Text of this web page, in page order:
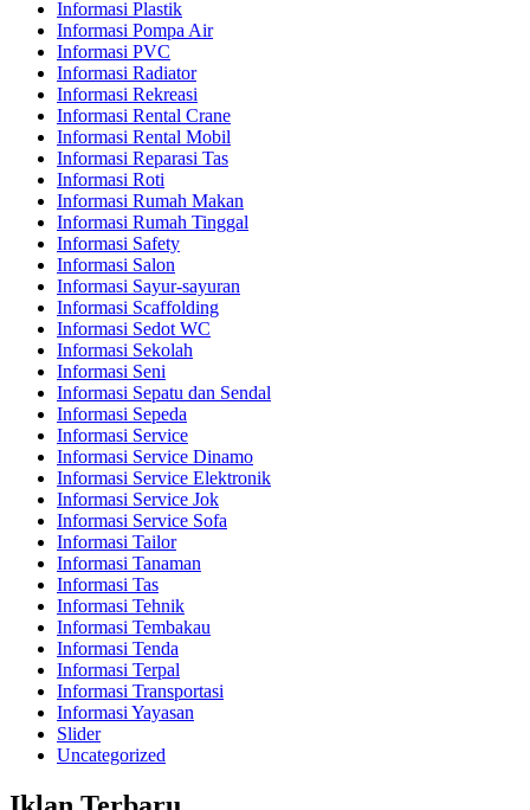
Informasi Plastik
Informasi Pompa Air
Informasi PVC
Informasi Radiator
Informasi Rekreasi
Informasi Rental Crane
Informasi Rental Mobil
Informasi Reparasi Tas
Informasi Roti
Informasi Rumah Makan
Informasi Rumah Tinggal
Informasi Safety
Informasi Salon
Informasi Sayur-sayuran
Informasi Scaffolding
Informasi Sedot WC
Informasi Sekolah
Informasi Seni
Informasi Sepatu dan Sendal
Informasi Sepeda
Informasi Service
Informasi Service Dinamo
Informasi Service Elektronik
Informasi Service Jok
Informasi Service Sofa
Informasi Tailor
Informasi Tanaman
Informasi Tas
Informasi Tehnik
Informasi Tembakau
Informasi Tenda
Informasi Terpal
Informasi Transportasi
Informasi Yayasan
Slider
Uncategorized